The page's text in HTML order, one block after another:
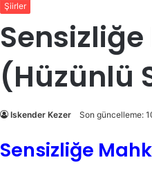
Şiirler
(Hüzünlü
Iskender Kezer Son güncelleme:
Sensizliğe